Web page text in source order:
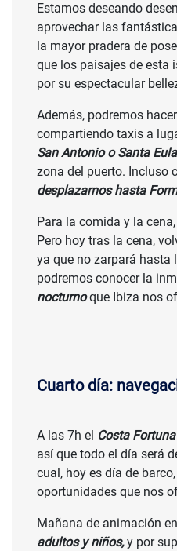
Estamos deseando
aprovechar las
la mayor pradera de
que los paisajes de esta
por su espectacular
Además, podremos
compartiendo taxis a
San Antonio o Santa
zona del puerto. Incluso
desplazarnos hasta
Para la comida y la
Pero hoy tras la cena,
ya que no zarpará hasta
podremos conocer la
nocturnoque Ibiza nos
Cuarto día:
A las 7h el Costa Fortuna
así que todo el día será
cual, hoy es día de
oportunidades que nos
Mañana de animación
adultos y niños,y por